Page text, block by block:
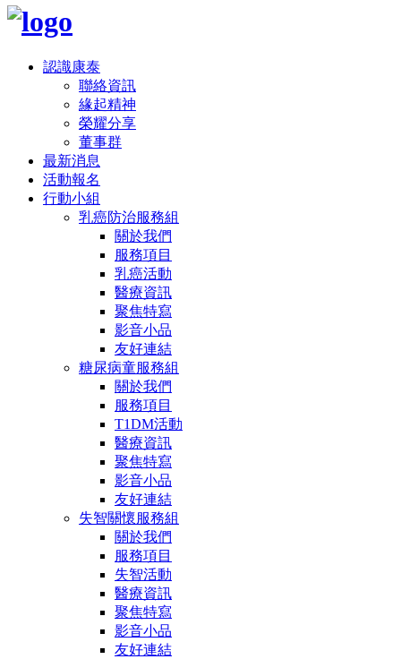
認識康泰
聯絡資訊
緣起精神
榮耀分享
董事群
最新消息
活動報名
行動小組
乳癌防治服務組
關於我們
服務項目
乳癌活動
醫療資訊
聚焦特寫
影音小品
友好連結
糖尿病童服務組
關於我們
服務項目
T1DM活動
醫療資訊
聚焦特寫
影音小品
友好連結
失智關懷服務組
關於我們
服務項目
失智活動
醫療資訊
聚焦特寫
影音小品
友好連結